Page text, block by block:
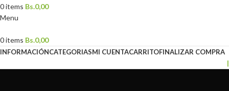
0items Bs.0,00
Menu
0items Bs.0,00
INFORMACIÓNCATEGORIASMI CUENTACARRITOFINALIZAR COMPRA
|